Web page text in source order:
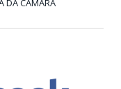
DA CÂMARA